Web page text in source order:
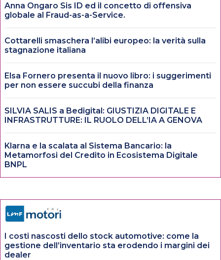
Anna Ongaro Sis ID ed il concetto di offensiva
globale al Fraud-as-a-Service.
Cottarelli smaschera l’alibi europeo: la verità sulla
stagnazione italiana
Elsa Fornero presenta il nuovo libro: i suggerimenti
per non essere succubi della finanza
SILVIA SALIS a Bedigital: GIUSTIZIA DIGITALE E
INFRASTRUTTURE: IL RUOLO DELL’IA A GENOVA
Klarna e la scalata al Sistema Bancario: la
Metamorfosi del Credito in Ecosistema Digitale
BNPL
I costi nascosti dello stock automotive: come la
gestione dell’inventario sta erodendo i margini dei
dealer